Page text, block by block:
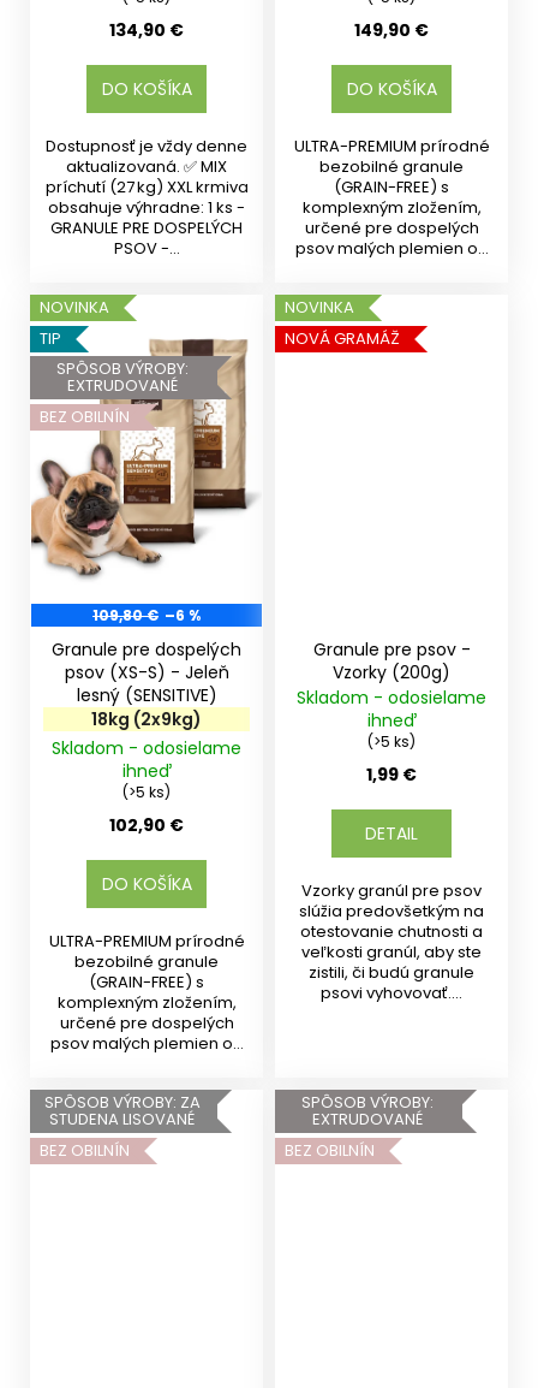
134,90 €
DO KOŠÍKA
Dostupnosť je vždy denne
aktualizovaná. ✅ MIX
príchutí (27 kg) XXL krmiva
obsahuje výhradne: 1 ks -
GRANULE PRE DOSPELÝCH
PSOV -...
149,90 €
DO KOŠÍKA
ULTRA-PREMIUM prírodné
bezobilné granule
(GRAIN-FREE) s
komplexným zložením,
určené pre dospelých
psov malých plemien od
NOVINKA
TIP
SPÔSOB VÝROBY:
EXTRUDOVANÉ
BEZ OBILNÍN
109,80 € –6 %
Granule pre dospelých
psov (XS-S) - Jeleň
18kg (2x9kg)
Skladom - odosielame
ihneď
(>5 ks)
102,90 €
DO KOŠÍKA
ULTRA-PREMIUM prírodné
bezobilné granule
(GRAIN-FREE) s
komplexným zložením,
určené pre dospelých
psov malých plemien od
NOVINKA
NOVÁ GRAMÁŽ
Granule pre psov -
Vzorky (200g)
Skladom - odosielame
ihneď
(>5 ks)
1,99 €
DETAIL
Vzorky granúl pre psov
slúžia predovšetkým na
otestovanie chutnosti a
veľkosti granúl, aby ste
zistili, či budú granule
psovi vyhovovať....
SPÔSOB VÝROBY: ZA
STUDENA LISOVANÉ
BEZ OBILNÍN
SPÔSOB VÝROBY:
EXTRUDOVANÉ
BEZ OBILNÍN